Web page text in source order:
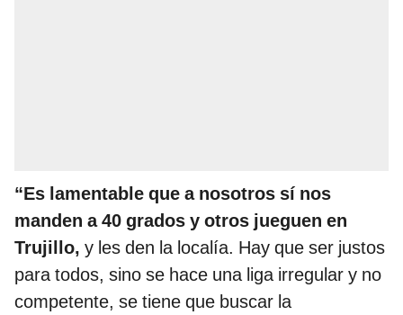
“Es lamentable que a nosotros sí nos
manden a 40 grados y otros jueguen en
Trujillo, y les den la localía. Hay que ser justos
para todos, sino se hace una liga irregular y no
competente, se tiene que buscar la